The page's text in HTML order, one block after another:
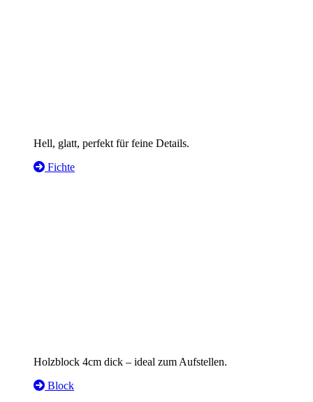
Hell, glatt, perfekt für feine Details.
Fichte
Holzblock 4cm dick – ideal zum Aufstellen.
Block